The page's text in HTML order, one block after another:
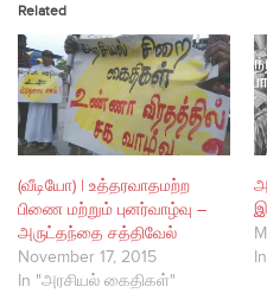
Related
(வீடியோ) | உத்தரவாதமற்ற
பிணை மற்றும் புனர்வாழ்வு –
அருட்தந்தை சத்திவேல்
November 17, 2015
In "அரசியல் கைதிகள்"